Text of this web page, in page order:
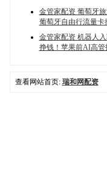
金管家配资 葡萄牙
葡萄牙自由行流量卡
金管家配资 机器人
挣钱！苹果前AI高管
查看网站首页: 瑞和网配资